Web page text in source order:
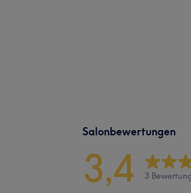
Salonbewertungen
3,4 3